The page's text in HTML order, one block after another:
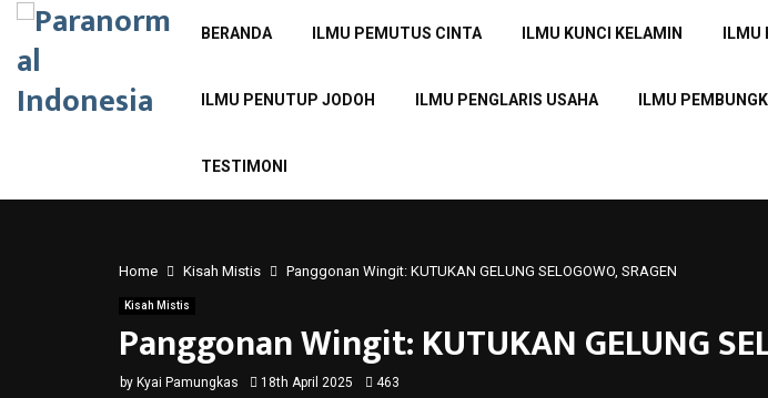
BERANDA ILMU PEMUTUS CINTA ILMU KUNCI KELAMIN
ILMU PENUTUP JODOH ILMU PENGLARIS USAHA ILMU
TESTIMONI
Home Kisah Mistis Panggonan Wingit: KUTUKAN GELUNG SELOGOWO, SRAGEN
Kisah Mistis
Panggonan Wingit: KUTUKAN GELUNG
by Kyai Pamungkas 18th April 2025 463